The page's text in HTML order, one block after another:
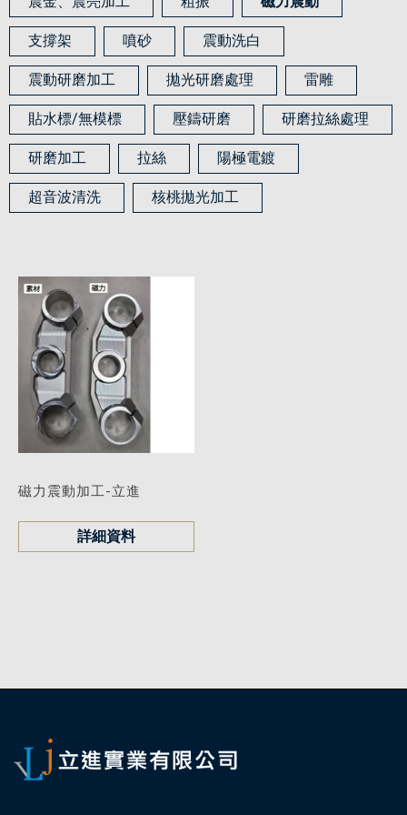
支撐架 噴砂 震動洗白
震動研磨加工 拋光研磨處理 雷雕
貼水標/無模標 壓鑄研磨 研磨拉絲處理
研磨加工 拉絲 陽極電鍍
超音波清洗 核桃拋光加工
磁力震動加工-立進
詳細資料